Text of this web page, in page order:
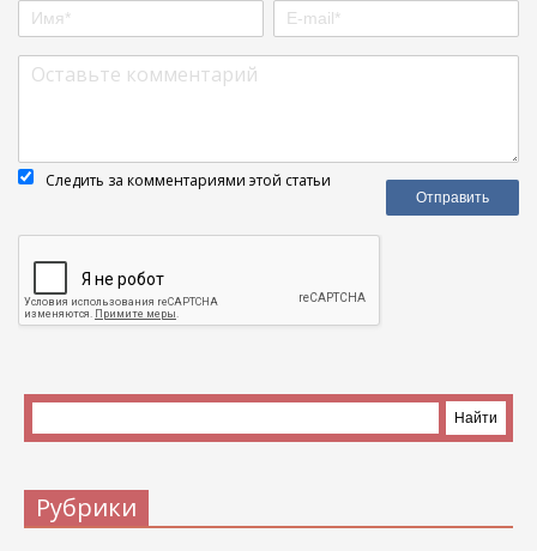
Следить за комментариями этой статьи
Рубрики